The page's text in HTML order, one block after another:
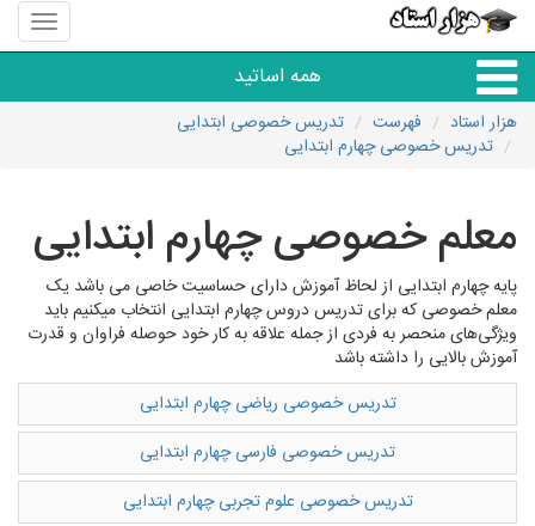
منوی
سایت
استاد
همه اساتید
همه آموزشگاه ها
دبستان تا دبیرستان
زبان های خارجی
کنکور و مشاوره
مهارت های عمومی
هزار استاد فهرست
تدریس خصوصی ابتدایی
تدریس خصوصی چهارم ابتدایی
معلم خصوصی چهارم ابتدایی
پایه چهارم ابتدایی از لحاظ آموزش دارای حساسیت خاصی می باشد یک
معلم خصوصی که برای تدریس دروس چهارم ابتدایی انتخاب میکنیم باید
ویژگی‌های منحصر به فردی از جمله علاقه به کار خود حوصله فراوان و قدرت
آموزش بالایی را داشته باشد
تدریس خصوصی ریاضی چهارم ابتدایی
تدریس خصوصی فارسی چهارم ابتدایی
تدریس خصوصی علوم تجربی چهارم ابتدایی